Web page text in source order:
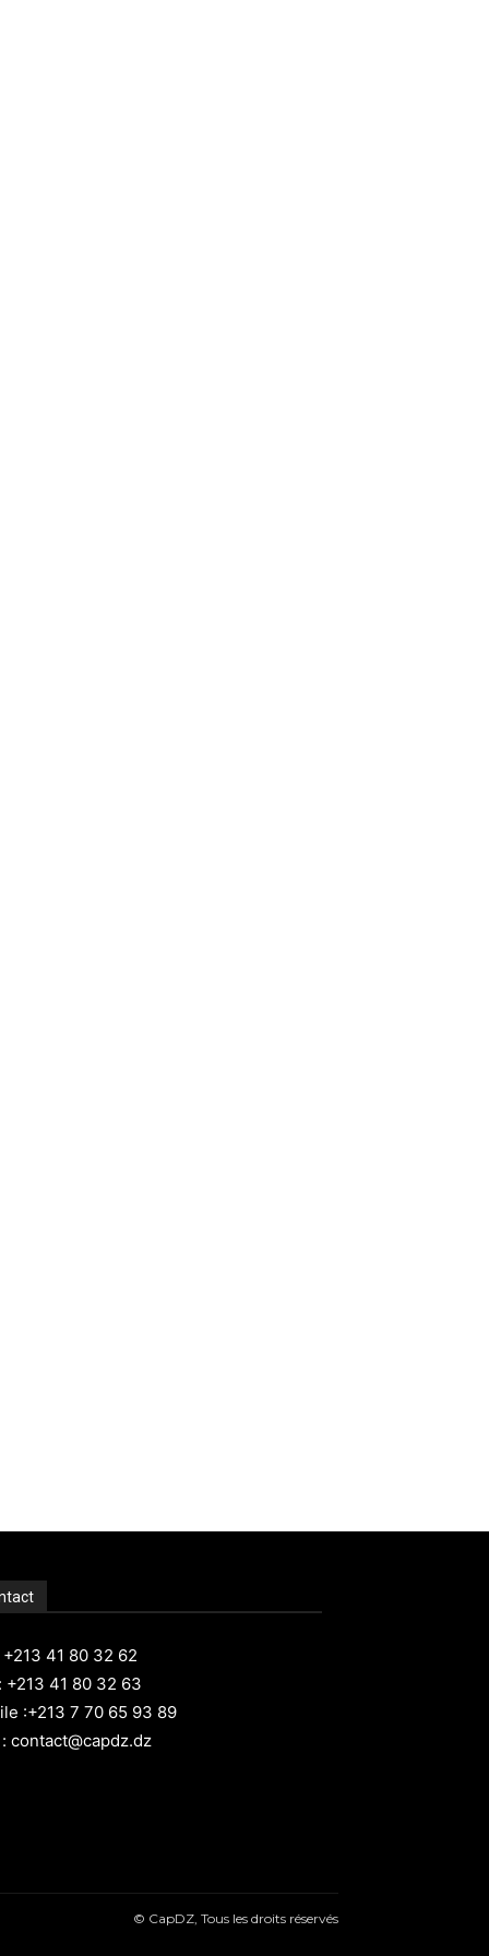
41 80 32 62
+213 41 80 32 63
:+213 7 70 65 93 89
contact@capdz.dz
© CapDZ, Tous les droits réservés